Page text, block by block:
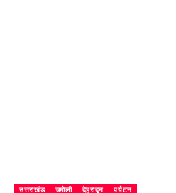
उत्तराखंड चमोली देहरादून पर्यटन